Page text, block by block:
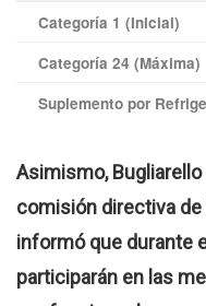
Categoría 1 (Inicial)
Categoría 24 (Máxima)
Suplemento por
Asimismo,
comisión directiva
informó que durante
participarán en las